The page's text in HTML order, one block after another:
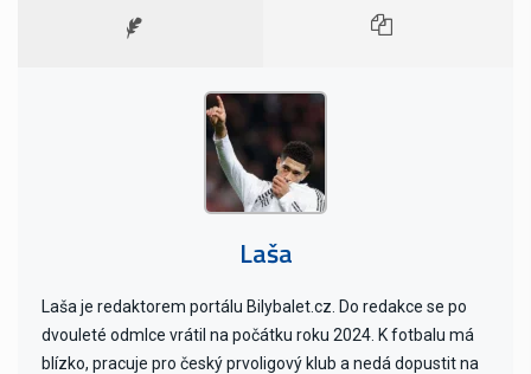
Laša
Laša je redaktorem portálu Bilybalet.cz. Do redakce se po
dvouleté odmlce vrátil na počátku roku 2024. K fotbalu má
blízko, pracuje pro český prvoligový klub a nedá dopustit na